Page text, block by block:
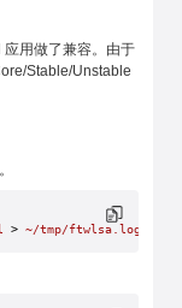
用做了兼容。由于
Stable/Unstable
> ~/tmp/ftwlsa.log